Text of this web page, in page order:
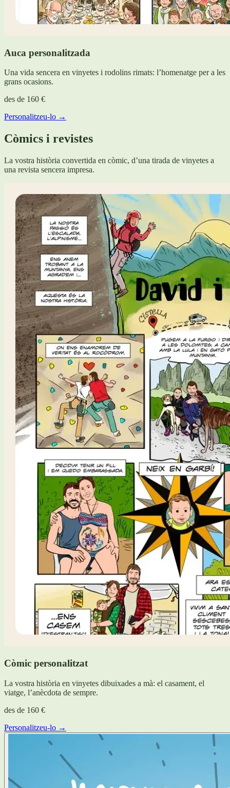
Auca personalitzada
Una vida sencera en vinyetes i rodolins rimats: l’homenatge per a les
grans ocasions.
des de 160 €
Personalitzeu-lo →
Còmics i revistes
La vostra història convertida en còmic, d’una tirada de vinyetes a
una revista sencera impresa.
Còmic personalitzat
La vostra història en vinyetes dibuixades a mà: el casament, el
viatge, l’anècdota de sempre.
des de 160 €
Personalitzeu-lo →